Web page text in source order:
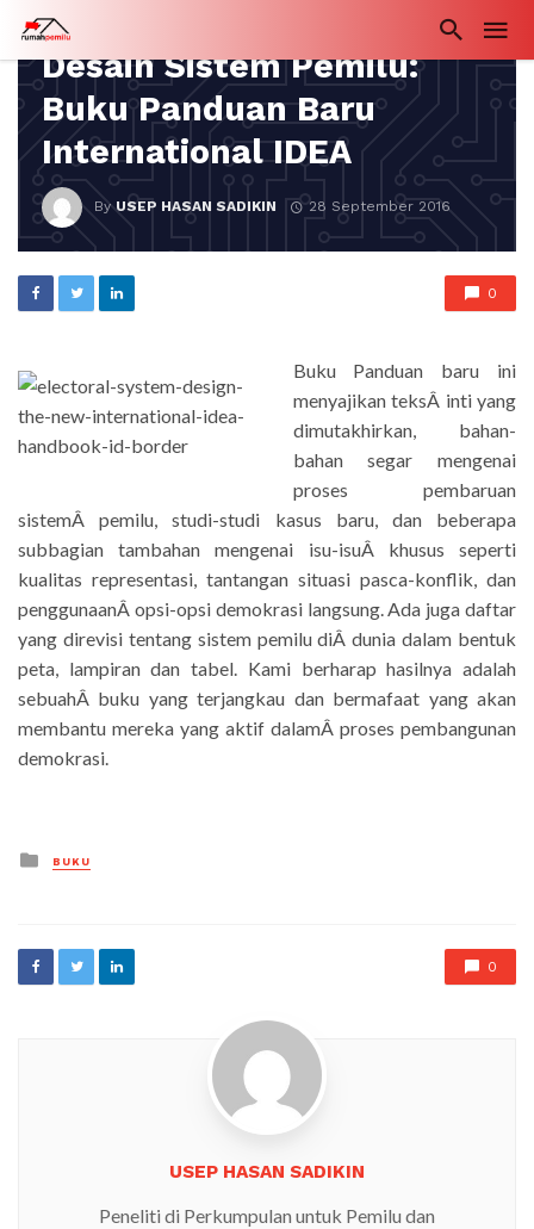
BUKU
Desain Sistem Pemilu:
Buku Panduan Baru
International IDEA
ByUSEP HASAN SADIKIN 28 September 2016
0
Buku Panduan baru ini
menyajikan teksÂ inti yang
dimutakhirkan, bahan-
bahan segar mengenai
proses pembaruan
sistemÂ pemilu, studi-studi kasus baru, dan beberapa
subbagian tambahan mengenai isu-isuÂ khusus seperti
kualitas representasi, tantangan situasi pasca-konflik, dan
penggunaanÂ opsi-opsi demokrasi langsung. Ada juga daftar
yang direvisi tentang sistem pemilu diÂ dunia dalam bentuk
peta, lampiran dan tabel. Kami berharap hasilnya adalah
sebuahÂ buku yang terjangkau dan bermafaat yang akan
membantu mereka yang aktif dalamÂ proses pembangunan
demokrasi.
Posted
in
BUKU
0
USEP HASAN SADIKIN
Peneliti di Perkumpulan untuk Pemilu dan